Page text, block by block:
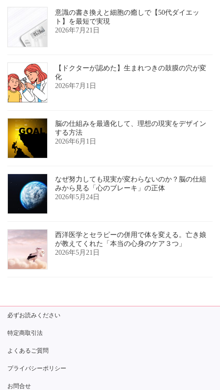
意識の書き換えと細胞の癒しで【50代ダイエッ
ト】を最短で実現
2026年7月21日
【ドクターが認めた】生まれつきの鼓膜の穴が変
化
2026年7月1日
脳の仕組みを最適化して、理想の現実をデザイン
する方法
2026年6月1日
なぜ努力しても現実が変わらないのか？脳の仕組
みから見る「心のブレーキ」の正体
2026年5月24日
西洋医学とセラピーの併用で体を変える。亡き娘
が教えてくれた「本当の心身のケア３つ」
2026年5月21日
必ずお読みください
特定商取引法
よくあるご質問
プライバシーポリシー
お問合せ